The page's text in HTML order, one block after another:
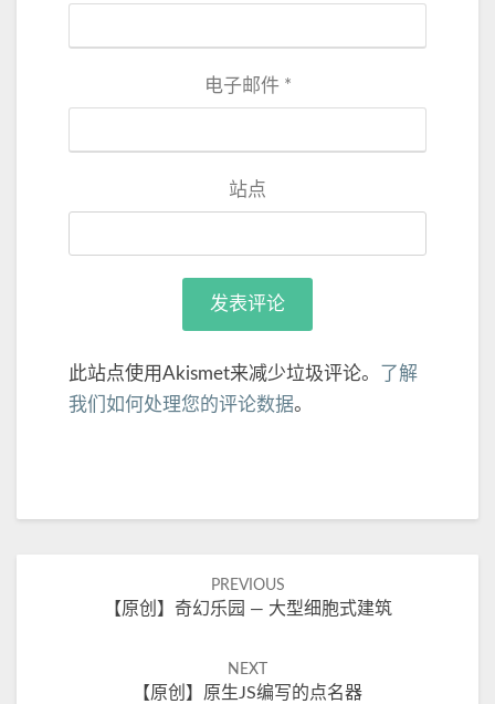
电子邮件 *
站点
此站点使用Akismet来减少垃圾评论。
了解
我们如何处理您的评论数据。
navigation
PREVIOUS
【原创】奇幻乐园 — 大型细胞式建筑
NEXT
【原创】原生JS编写的点名器